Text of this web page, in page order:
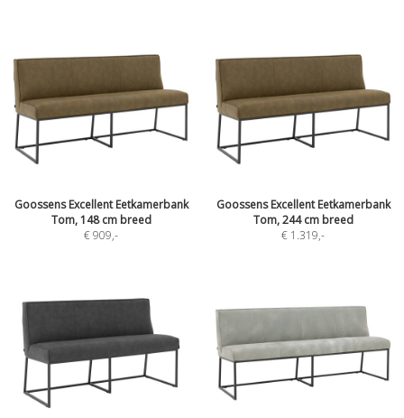
Goossens Excellent Eetkamerbank
Tom, 148 cm breed
€ 909,-
Goossens Excellent Eetkamerbank
Tom, 244 cm breed
€ 1.319,-